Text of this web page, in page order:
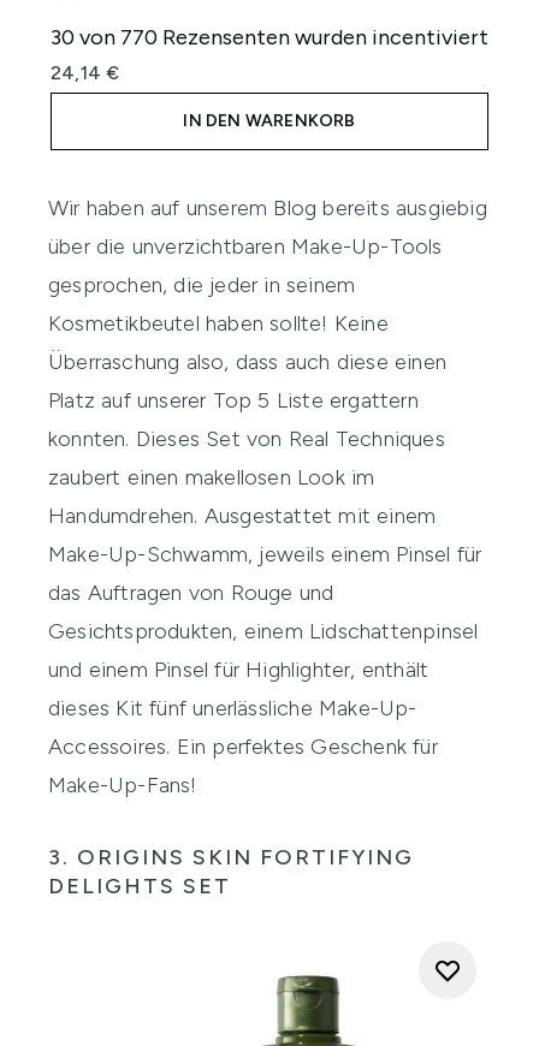
30 von 770 Rezensenten wurden incentiviert
24,14 €
IN DEN WARENKORB
Wir haben auf unserem Blog bereits ausgiebig
über die unverzichtbaren Make-Up-Tools
gesprochen, die jeder in seinem
Kosmetikbeutel haben sollte! Keine
Überraschung also, dass auch diese einen
Platz auf unserer Top 5 Liste ergattern
konnten. Dieses Set von Real Techniques
zaubert einen makellosen Look im
Handumdrehen. Ausgestattet mit einem
Make-Up-Schwamm, jeweils einem Pinsel für
das Auftragen von Rouge und
Gesichtsprodukten, einem Lidschattenpinsel
und einem Pinsel für Highlighter, enthält
dieses Kit fünf unerlässliche Make-Up-
Accessoires. Ein perfektes Geschenk für
Make-Up-Fans!
3. ORIGINS SKIN FORTIFYING
DELIGHTS SET